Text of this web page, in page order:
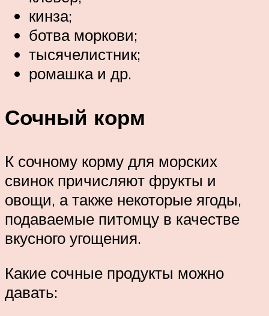
кинза;
ботва моркови;
тысячелистник;
ромашка и др.
Сочный корм
К сочному корму для морских
свинок причисляют фрукты и
овощи, а также некоторые ягоды,
подаваемые питомцу в качестве
вкусного угощения.
Какие сочные продукты можно
давать: